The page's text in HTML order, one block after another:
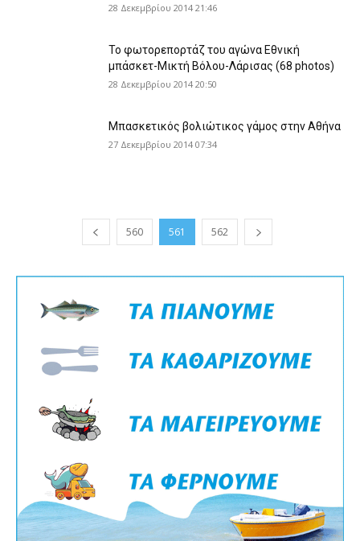
28 Δεκεμβρίου 2014 21:46
Το φωτορεπορτάζ του αγώνα Εθνική
μπάσκετ-Μικτή Βόλου-Λάρισας (68 photos)
28 Δεκεμβρίου 2014 20:50
Μπασκετικός βολιώτικος γάμος στην Αθήνα
27 Δεκεμβρίου 2014 07:34
560 561 562